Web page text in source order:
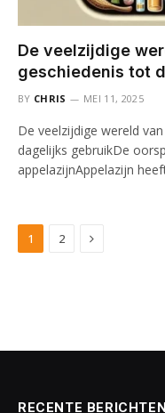
De veelzijdige
geschiedenis tot
BY CHRIS MEI 11, 2025
De veelzijdige wereld
dagelijks gebruikDe
appelazijnAppelazijn
1 2 Next
RECENTE BERICHTEN